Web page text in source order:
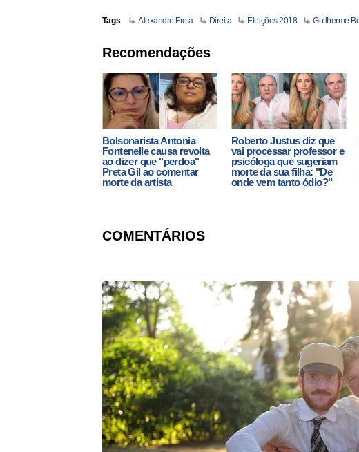
Tags Alexandre Frota Direita Eleições 2018 Guilherme
Recomendações
Bolsonarista Antonia
Fontenelle causa revolta
ao dizer que "perdoa"
Preta Gil ao comentar
morte da artista
Roberto Justus diz que
vai processar professor e
psicóloga que sugeriam
morte da sua filha: "De
onde vem tanto ódio?"
COMENTÁRIOS